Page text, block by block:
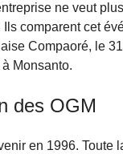
ne veut
comparent cet
Compaoré, le
Monsanto.
des OGM
en 1996. Toute